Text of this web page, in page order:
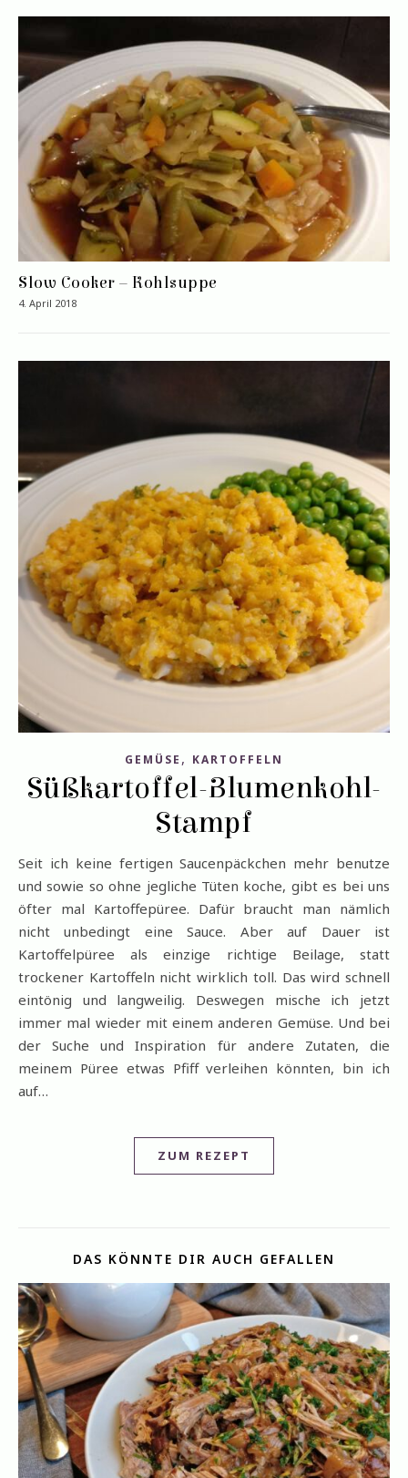
Slow Cooker – Kohlsuppe
4. April 2018
GEMÜSE , KARTOFFELN
Süßkartoffel-Blumenkohl-
Stampf
Seit ich keine fertigen Saucenpäckchen mehr benutze
und sowie so ohne jegliche Tüten koche, gibt es bei uns
öfter mal Kartoffepüree. Dafür braucht man nämlich
nicht unbedingt eine Sauce. Aber auf Dauer ist
Kartoffelpüree als einzige richtige Beilage, statt
trockener Kartoffeln nicht wirklich toll. Das wird schnell
eintönig und langweilig. Deswegen mische ich jetzt
immer mal wieder mit einem anderen Gemüse. Und bei
der Suche und Inspiration für andere Zutaten, die
meinem Püree etwas Pfiff verleihen könnten, bin ich
auf…
ZUM REZEPT
DAS KÖNNTE DIR AUCH GEFALLEN